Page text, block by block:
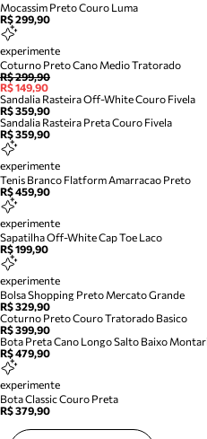
Mocassim Preto Couro Luma
R$ 299,90
experimente
Coturno Preto Cano Medio Tratorado
R$ 299,90
R$ 149,90
Sandalia Rasteira Off-White Couro Fivela
R$ 359,90
Sandalia Rasteira Preta Couro Fivela
R$ 359,90
experimente
Tenis Branco Flatform Amarracao Preto
R$ 459,90
experimente
Sapatilha Off-White Cap Toe Laco
R$ 199,90
experimente
Bolsa Shopping Preto Mercato Grande
R$ 329,90
Coturno Preto Couro Tratorado Basico
R$ 399,90
Bota Preta Cano Longo Salto Baixo
R$ 479,90
experimente
Bota Classic Couro Preta
R$ 379,90